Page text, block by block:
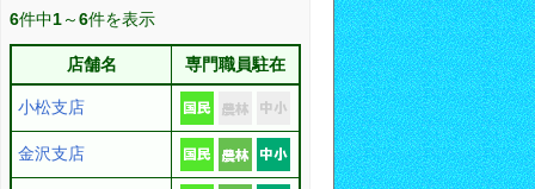
6件中1～6件を表示
店舗名 専門職員駐在
小松支店
金沢支店